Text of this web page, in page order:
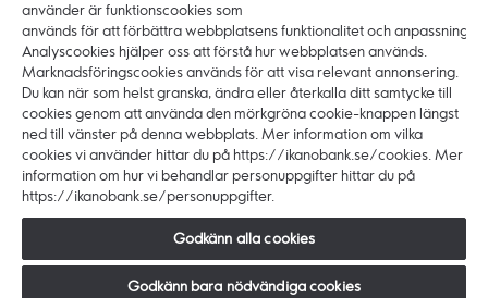
Karriär
Hållbarhet och ansvar
Press
Copyright © 2026 Ikano Bank. Alla rättigheter
förbehålls.
Ikano Bank AB (publ) - Organisationsnr: 516406-0922.
Styrelsens säte: Älmhult. Huvudkontor: Hyllie
använder är funktionscookies som
används för att förbättra webbplatsens funktionalitet och anpassning.
Analyscookies hjälper oss att förstå hur webbplatsen används.
Marknadsföringscookies används för att visa relevant annonsering.
Du kan när som helst granska, ändra eller återkalla ditt samtycke till
cookies genom att använda den mörkgröna cookie-knappen längst
ned till vänster på denna webbplats. Mer information om vilka
cookies vi använder hittar du på https://ikanobank.se/cookies. Mer
information om hur vi behandlar personuppgifter hittar du på
https://ikanobank.se/personuppgifter.
Godkänn alla cookies
Godkänn bara nödvändiga cookies